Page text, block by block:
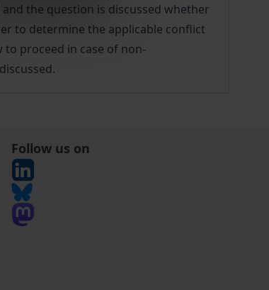
the question is discussed whether
to determine the applicable conflict
proceed in case of non-
Follow us on